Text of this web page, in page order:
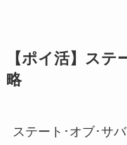
【ポイ活】ス
略
ステート･オブ･サ